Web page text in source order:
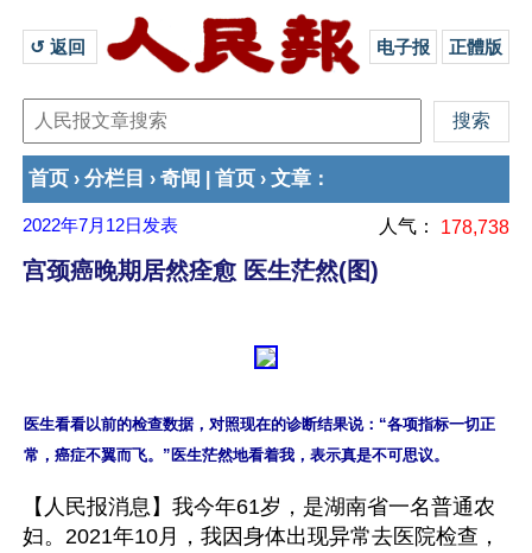
↺ 返回 电子报 正體版
首页 › 分栏目 › 奇闻 首页 › 文章 ：
2022年7月12日 发表 人气： 178,738
宫颈癌晚期居然痊愈 医生茫然(图)
医生看看以前的检查数据，对照现在的诊断结果说：“各项指标一切正
【人民报消息】我今年61岁，是湖南省一名普通农
妇。2021年10月，我因身体出现异常去医院检查，